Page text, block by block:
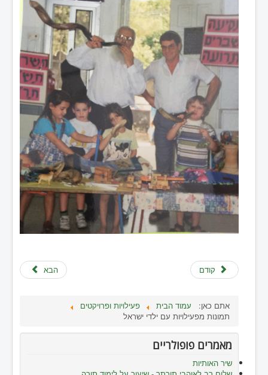
קודם הבא
אתם כאן: עמוד הבית
פעילויות ופרויקטים
תמונות מפעילויות עם ילדי ישראל
מאמרים פופולריים
שיר האותיות